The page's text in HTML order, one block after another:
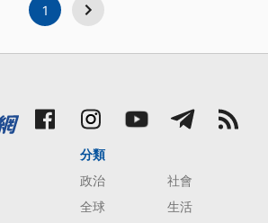
1
分類
政治
社會
全球
生活